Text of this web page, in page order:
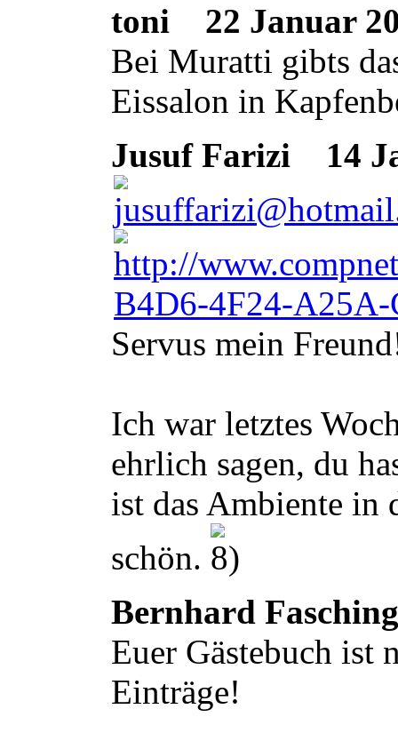
toni
22 Januar
Bei Muratti gibts
Eissalon in
Jusuf Farizi
14
Servus mein
Ich war letztes
ehrlich sagen, du
ist das Ambiente in
schön.
Bernhard Fasching
Euer Gästebuch ist
Einträge!